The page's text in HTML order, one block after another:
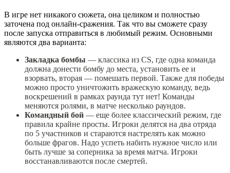
В игре нет никакого сюжета, она целиком и полностью
заточена под онлайн-сражения. Так что вы сможете сразу
после запуска отправиться в любимый режим. Основными
являются два варианта:
Закладка бомбы — классика из CS, где одна команда
должна донести бомбу до места, установить ее и
взорвать, вторая — помешать первой. Также для победы
можно просто уничтожить вражескую команду, ведь
воскрешений в рамках раунда тут нет! Команды
меняются ролями, в матче несколько раундов.
Командный бой — еще более классический режим, где
правила крайне просты. Игроки делятся на два отряда
по 5 участников и стараются настрелять как можно
больше фрагов. Надо успеть набить нужное число или
быть лучше за соперника за время матча. Игроки
восстанавливаются после смертей.